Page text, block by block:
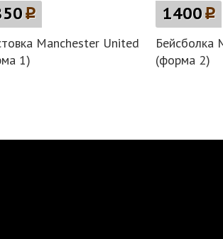
p
Manchester United
1)
1400p
Бейсболка
(форма 2)